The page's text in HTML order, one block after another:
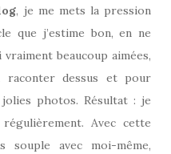
, je me mets la pression
que j’estime bon, en ne
beaucoup aimées,
raconter dessus et pour
photos. Résultat : je
Avec cette
souple avec moi-même,